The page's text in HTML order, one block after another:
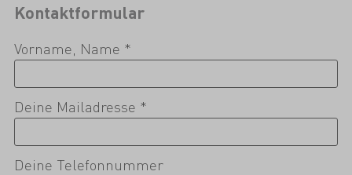
Kontaktformular
Vorname, Name *
Deine Mailadresse *
Deine Telefonnummer